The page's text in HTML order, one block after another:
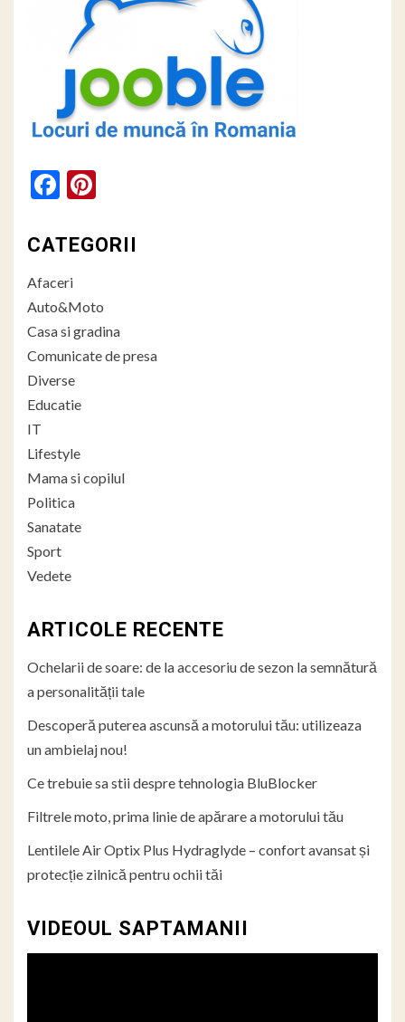
Facebook
CATEGORII
Afaceri
Auto&Moto
Casa si gradina
Comunicate de presa
Diverse
Educatie
IT
Lifestyle
Mama si copilul
Politica
Sanatate
Sport
Vedete
ARTICOLE RECENTE
Ochelarii de soare: de la accesoriu de sezon la semnătură
a personalității tale
Descoperă puterea ascunsă a motorului tău: utilizeaza
un ambielaj nou!
Ce trebuie sa stii despre tehnologia BluBlocker
Filtrele moto, prima linie de apărare a motorului tău
Lentilele Air Optix Plus Hydraglyde – confort avansat și
protecție zilnică pentru ochii tăi
VIDEOUL SAPTAMANII